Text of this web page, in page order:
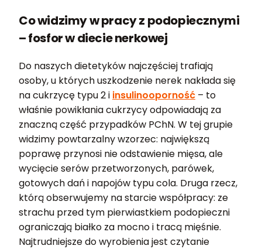
Co widzimy w pracy z podopiecznymi
– fosfor w diecie nerkowej
Do naszych dietetyków najczęściej trafiają
osoby, u których uszkodzenie nerek nakłada się
na cukrzycę typu 2 i insulinooporność – to
właśnie powikłania cukrzycy odpowiadają za
znaczną część przypadków PChN. W tej grupie
widzimy powtarzalny wzorzec: największą
poprawę przynosi nie odstawienie mięsa, ale
wycięcie serów przetworzonych, parówek,
gotowych dań i napojów typu cola. Druga rzecz,
którą obserwujemy na starcie współpracy: ze
strachu przed tym pierwiastkiem podopieczni
ograniczają białko za mocno i tracą mięśnie.
Najtrudniejsze do wyrobienia jest czytanie